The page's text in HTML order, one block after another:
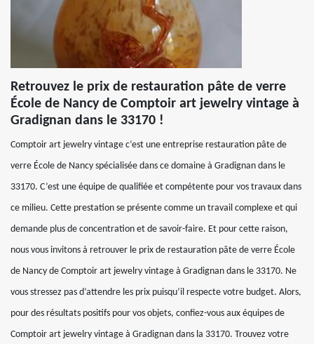
Retrouvez le prix de restauration pâte de verre
École de Nancy de Comptoir art jewelry vintage à
Gradignan dans le 33170 !
Comptoir art jewelry vintage c’est une entreprise restauration pâte de
verre École de Nancy spécialisée dans ce domaine à Gradignan dans le
33170. C’est une équipe de qualifiée et compétente pour vos travaux dans
ce milieu. Cette prestation se présente comme un travail complexe et qui
demande plus de concentration et de savoir-faire. Et pour cette raison,
nous vous invitons à retrouver le prix de restauration pâte de verre École
de Nancy de Comptoir art jewelry vintage à Gradignan dans le 33170. Ne
vous stressez pas d’attendre les prix puisqu’il respecte votre budget. Alors,
pour des résultats positifs pour vos objets, confiez-vous aux équipes de
Comptoir art jewelry vintage à Gradignan dans la 33170. Trouvez votre